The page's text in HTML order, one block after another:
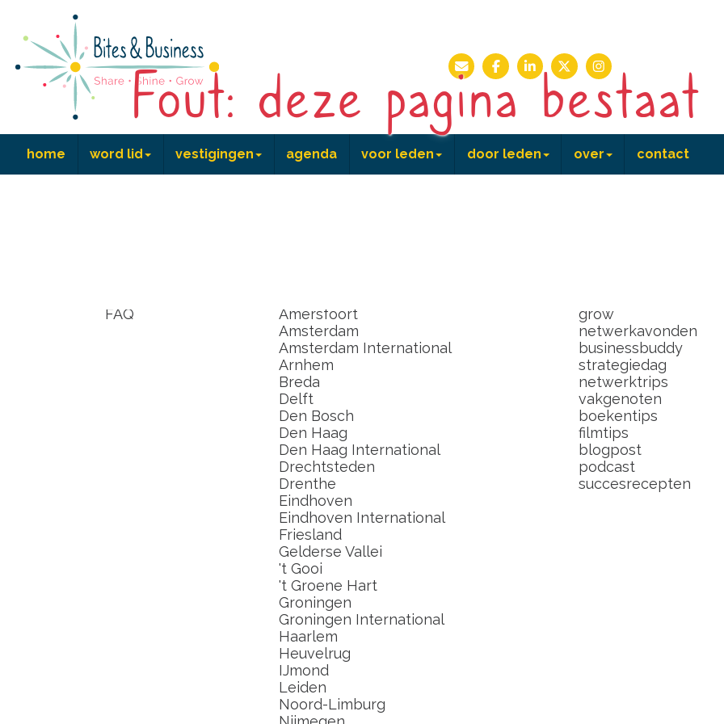
home word lid vestigingen agenda voor leden door leden over contact
Fout: deze pagina
FAQ
Amersfoort
Amsterdam
Amsterdam International
Arnhem
Breda
Delft
Den Bosch
Den Haag
Den Haag International
Drechtsteden
Drenthe
Eindhoven
Eindhoven International
Friesland
Gelderse Vallei
't Gooi
't Groene Hart
Groningen
Groningen International
Haarlem
Heuvelrug
IJmond
Leiden
Noord-Limburg
grow
netwerkavonden
businessbuddy
strategiedag
netwerktrips
vakgenoten
boekentips
filmtips
blogpost
podcast
succesrecepten